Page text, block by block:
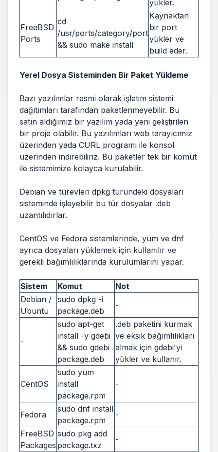
yükler.
FreeBSD
Ports
cd
/usr/ports/category/port
&& sudo make install
Kaynaktan
bir port
yükler ve
build eder.
Yerel Dosya Sisteminden Bir Paket Yükleme
Bazı yazılımlar resmi olarak işletim sistemi
dağıtımları tarafından paketlenmeyebilir. Bu
satın aldığımız bir yazılım yada yeni geliştirilen
bir proje olabilir. Bu yazılımları web tarayıcımız
üzerinden yada CURL programı ile konsol
üzerinden indirebiliriz. Bu paketler tek bir komut
ile sistemimize kolayca kurulabilir.
Debian ve türevleri dpkg türündeki dosyaları
sisteminde işleyebilir bu tür dosyalar .deb
uzantılıdırlar.
CentOS ve Fedora sistemlerinde, yum ve dnf
ayrıca dosyaları yüklemek için kullanılır ve
gerekli bağımlılıklarında kurulumlarını yapar.
Sistem Komut
Not
Debian /
Ubuntu
sudo dpkg -i
package.deb
-
-
sudo apt-get
install -y gdebi
&& sudo gdebi
package.deb
.deb paketini kurmak
ve eksik bağımlılıkları
almak için gdebi'yi
yükler ve kullanır.
CentOS
sudo yum
install
package.rpm
-
Fedora
sudo dnf install
package.rpm
-
FreeBSD
Packages
sudo pkg add
package.txz
-